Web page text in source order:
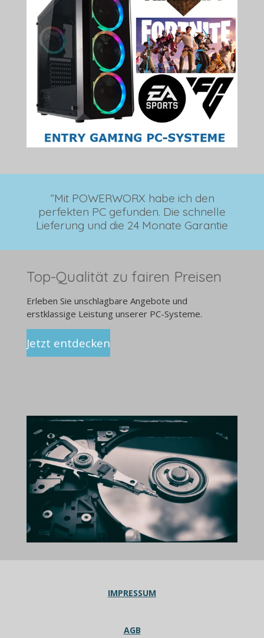
“Mit POWERWORX habe ich den
perfekten PC gefunden. Die schnelle
Lieferung und die 24 Monate Garantie
Top-Qualität zu fairen Preisen
Erleben Sie unschlagbare Angebote und
erstklassige Leistung unserer PC-Systeme.
Jetzt entdecken
IMPRESSUM
AGB